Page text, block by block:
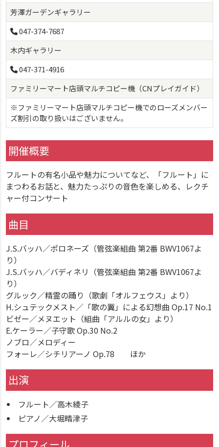
芳澤ガーデンギャラリー
047-374-7687
木内ギャラリー
047-371-4916
ファミリーマート店頭マルチコピー機（CNプレイガイド）
※ファミリーマート店頭マルチコピー機でのローズメンバー
ズ割引の取り扱いはございません。
開催概要
フルートの有名小品や魅力についてなど、「フルート」に
まつわるお話と、魅力たっぷりの音色を楽しめる、レクチ
ャー付コンサート
曲目
J.S.バッハ／ポロネーズ（管弦楽組曲 第2番 BWV1067よ
り）
J.S.バッハ／バディネリ（管弦楽組曲 第2番 BWV1067よ
り）
グルック／精霊の踊り（歌劇「オルフェウス」より）
H.シュテックメスト／「歌の翼」による幻想曲 Op.17 No.1
ビゼー／メヌエット（組曲「アルルの女」より）
E.ケーラー／子守歌 Op.30 No.2
ノブロ／メロディー
フォーレ／シチリアーノ Op.78 ほか
出演
フルート／高木綾子
ピアノ／大堀晴津子
プロフィール